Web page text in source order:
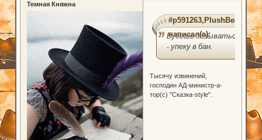
Темная Княжна
#p591263,PlushBear
написал(а):
Будешь обзываться
- упеку в бан.
Тысячу извинений,
господин АД-министр-а-
тор(с) "Сказка-style".